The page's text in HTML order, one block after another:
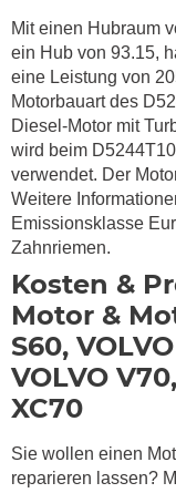
Mit einen Hubraum
ein Hub von 93.15,
eine Leistung von
Motorbauart des
Diesel-Motor mit
wird beim
verwendet. Der
Weitere
Emissionsklasse
Zahnriemen.
Kosten &
Motor &
S60,
VOLVO
XC70
Sie wollen einen
reparieren lassen?